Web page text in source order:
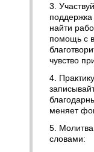
3.
найти
помощь с
чувство
4.
меняет
5.
словами: